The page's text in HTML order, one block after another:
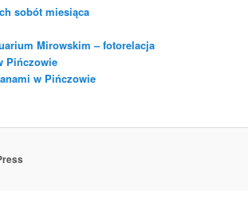
sobót miesiąca
Mirowskim – fotorelacja
Pińczowie
w Pińczowie